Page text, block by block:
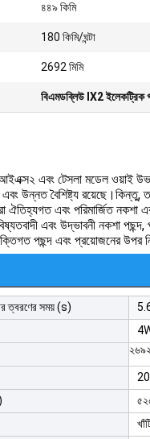
৪৪৯ কিমি
180 কিমি/ঘন্টা
2692 মিমি
বিএমডব্লিউ IX2 ইলেকট্রিক
এবং টেসলা মডেল ওয়াই
এবং উন্নত বৈশিষ্ট্য
ঐতিহ্যগত এবং পরিমার্জিত
এবং উদ্ভাবনী নকশা
পছন্দ এবং প্রয়োজনের উপর
ত্বরণের সময় (s)
২৬৯২